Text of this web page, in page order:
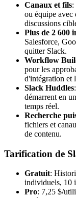
Canaux et fils:
ou équipe avec
discussions
Plus de 2 600
Salesforce,
quitter Slack.
Workflow
pour les
d'intégration et
Slack Huddles
démarrent en
temps réel.
Recherche
fichiers et
de contenu.
Tarification de
Gratuit:
individuels, 10
Pro: 7,25 $/